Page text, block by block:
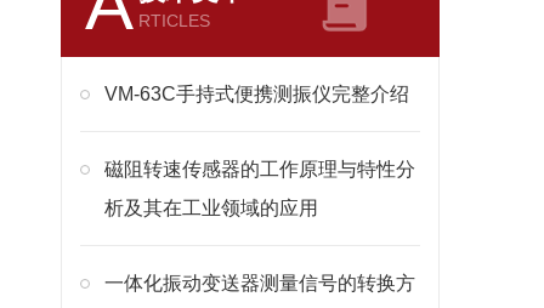
RTICLES
VM-63C手持式便携测振仪完整介绍
磁阻转速传感器的工作原理与特性分
析及其在工业领域的应用
一体化振动变送器测量信号的转换方